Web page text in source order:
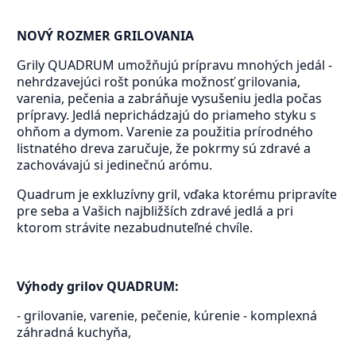
NOVÝ ROZMER GRILOVANIA
Grily QUADRUM umožňujú prípravu mnohých jedál -
nehrdzavejúci rošt ponúka možnosť grilovania,
varenia, pečenia a zabráňuje vysušeniu jedla počas
prípravy. Jedlá neprichádzajú do priameho styku s
ohňom a dymom. Varenie za použitia prírodného
listnatého dreva zaručuje, že pokrmy sú zdravé a
zachovávajú si jedinečnú arómu.
Quadrum je exkluzívny gril, vďaka ktorému pripravíte
pre seba a Vašich najbližších zdravé jedlá a pri
ktorom strávite nezabudnuteľné chvíle.
Výhody grilov QUADRUM:
- grilovanie, varenie, pečenie, kúrenie - komplexná
záhradná kuchyňa,